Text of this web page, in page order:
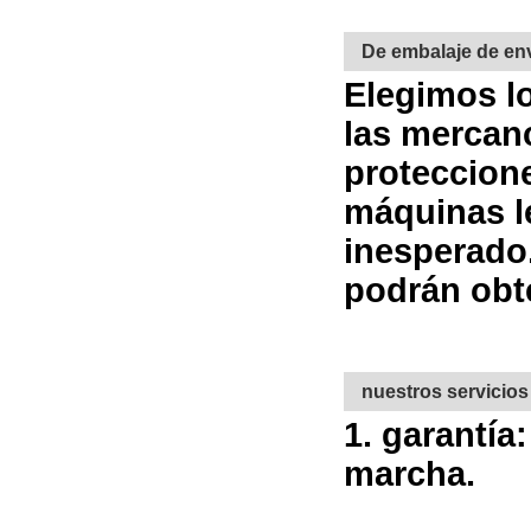
De embalaje de
Elegimos
las
máquinas
podrán
nuestros servicios
1.
marcha.